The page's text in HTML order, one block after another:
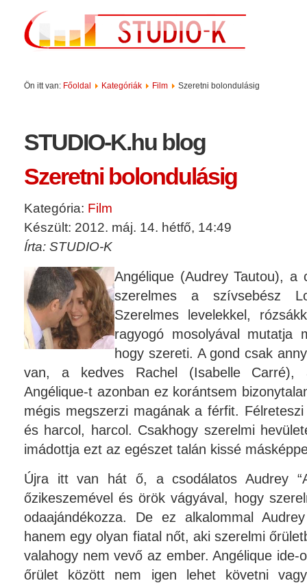
Ön itt van: Főoldal Kategóriák Film Szeretni bolondulásig
STUDIO-K.hu blog
Szeretni bolondulásig
Kategória: Film
Készült: 2012. máj. 14. hétfő, 14:49
Írta: STUDIO-K
Angélique (Audrey Tautou), a
szerelmes a szívsebész
Szerelmes levelekkel,
ragyogó mosolyával
hogy szereti. A gond csak
van, a kedves Rachel (Isabelle Carré),
Angélique-t azonban ez korántsem
mégis megszerzi magának a férfit.
és harcol, harcol. Csakhogy szerelmi
imádottja ezt az egészet talán kissé
Újra itt van hát ő, a csodálatos Audrey
őzikeszemével és örök vágyával, hogy
odaajándékozza. De ez alkalommal
hanem egy olyan fiatal nőt, aki szerelmi
valahogy nem vevő az ember. Angélique ide-
őrület között nem igen lehet követni